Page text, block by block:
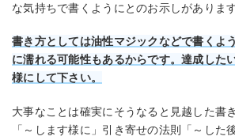
な気持ちで書くようにとのお示しがあります
書き方としては油性マジックなどで書くよ
に濡れる可能性もあるからです。達成した
様にして下さい。
大事なことは確実にそうなると見越した書
「～します様に」引き寄せの法則「～した